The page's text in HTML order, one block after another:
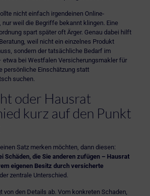
nicht einfach irgendeinen Online-
weil die Begriffe bekannt klingen. Eine
spart später oft Ärger. Genau dabei hilft
, weil nicht ein einzelnes Produkt
sondern der tatsächliche Bedarf im
etwa bei Westfalen Versicherungsmakler für
persönliche Einschätzung statt
suchen.
oder Hausrat
kurz auf den Punkt
Satz merken möchten, dann diesen:
Schäden, die Sie anderen zufügen – Hausrat
eigenen Besitz durch versicherte
zentrale Unterschied.
von den Details ab. Vom konkreten Schaden,